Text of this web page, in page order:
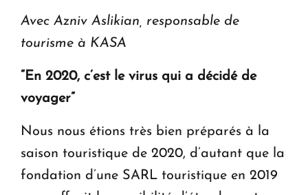
Avec Azniv Aslikian, responsable de
tourisme à KASA
“En 2020, c’est le virus qui a décidé de
voyager”
Nous nous étions très bien préparés à la
saison touristique de 2020, d’autant que la
fondation d’une SARL touristique en 2019